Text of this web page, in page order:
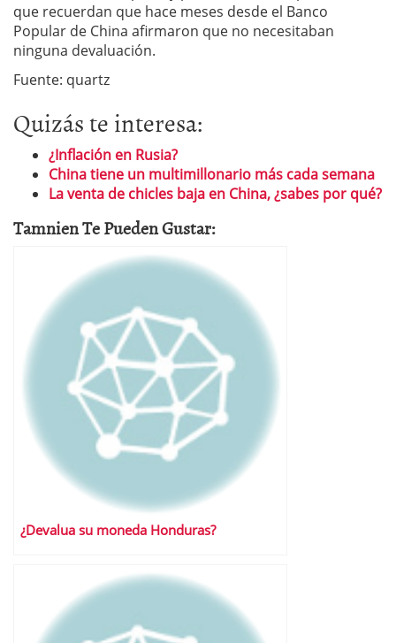
que recuerdan que hace meses desde el Banco
Popular de China afirmaron que no necesitaban
ninguna devaluación.
Fuente: quartz
Quizás te interesa:
¿Inflación en Rusia?
China tiene un multimillonario más cada semana
La venta de chicles baja en China, ¿sabes por qué?
Tamnien Te Pueden Gustar:
¿Devalua su moneda Honduras?